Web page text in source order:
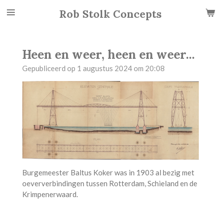
Ga
hoofdinhoud
Rob Stolk Concepts
Heen en weer, heen en weer...
Gepubliceerd op 1 augustus 2024 om 20:08
Burgemeester Baltus Koker was in 1903 al bezig met
oeververbindingen tussen Rotterdam, Schieland en de
Krimpenerwaard.